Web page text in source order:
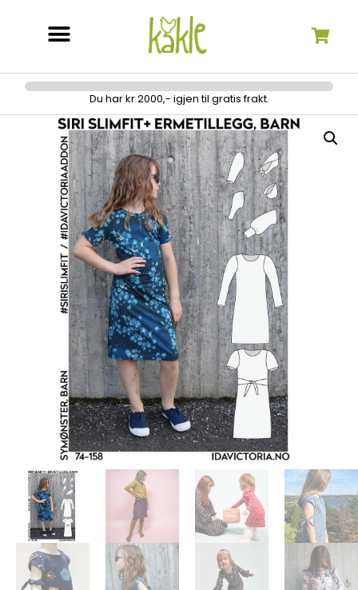
Du har kr 2000,- igjen til gratis frakt.